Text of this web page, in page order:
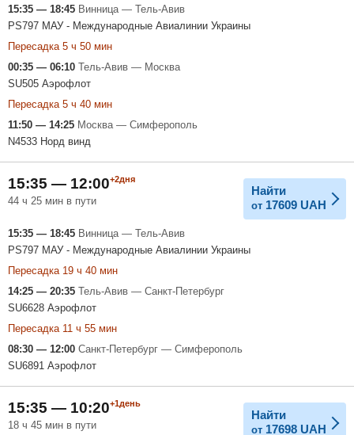
15:35 — 18:45 Винница — Тель-Авив
PS797 МАУ - Международные Авиалинии Украины
Пересадка 5 ч 50 мин
00:35 — 06:10 Тель-Авив — Москва
SU505 Аэрофлот
Пересадка 5 ч 40 мин
11:50 — 14:25 Москва — Симферополь
N4533 Норд винд
15:35 — 12:00+2дня
44 ч 25 мин в пути
Найти
от 17609 UAH
15:35 — 18:45 Винница — Тель-Авив
PS797 МАУ - Международные Авиалинии Украины
Пересадка 19 ч 40 мин
14:25 — 20:35 Тель-Авив — Санкт-Петербург
SU6628 Аэрофлот
Пересадка 11 ч 55 мин
08:30 — 12:00 Санкт-Петербург — Симферополь
SU6891 Аэрофлот
15:35 — 10:20+1день
18 ч 45 мин в пути
Найти
от 17698 UAH